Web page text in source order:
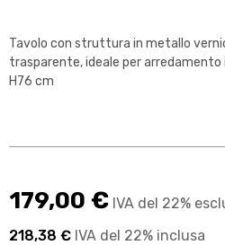
Tavolo con struttura in metallo
trasparente, ideale per arredamento
H76 cm
179,00 € IVA del 22%
218,38 € IVA del 22% inclusa